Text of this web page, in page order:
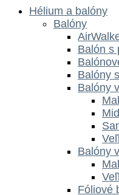
Hélium a balóny
Balóny
Balón s
Balóny
Balóny
Balóny
Fóliové